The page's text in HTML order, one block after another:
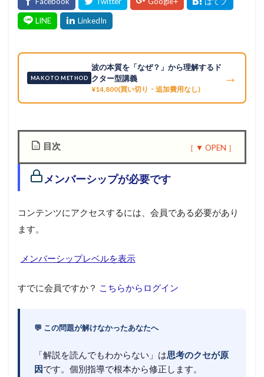
MAKOTO METHOD
波の本質を「なぜ？」から理解するド
クター型講義
¥14,800(買い切り・追加費用なし)
→
目次
メ
ー
が
要
で
メンバーシップが必要です
コンテンツにアクセスするには、会員である必要があり
ます。
メンバーシップレベルを表示
すでに会員ですか？ こちらからログイン
💬 この問題が解けなかったあなたへ
「解説を読んでもわからない」は思考のクセが原
因です。個別指導で根本から修正します。